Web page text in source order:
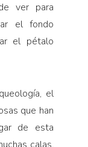
ver para
el fondo
el pétalo
el
que han
de esta